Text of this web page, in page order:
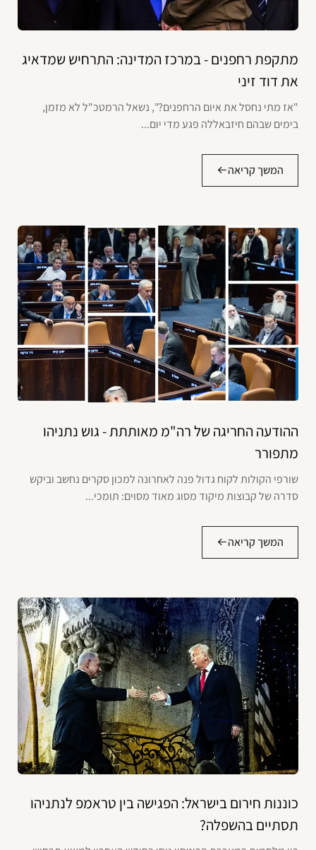
מתקפת רחפנים - במרכז המדינה: התרחיש שמדאיג
את דוד זיני
"אז מתי נחסל את איום הרחפנים?", נשאל הרמטכ"ל לא מזמן,
בימים שבהם חיזבאללה פגע מדי יום...
המשך קריאה
ההודעה החריגה של רה"מ מאותתת - גוש נתניהו
מתפורר
שורפי הקולות לקוח גדול פנה לאחרונה למכון סקרים נחשב וביקש
סדרה של קבוצות מיקוד מסוג מאוד מסוים: תומכי...
המשך קריאה
כוננות חירום בישראל: הפגישה בין טראמפ לנתניהו
תסתיים בהשפלה?